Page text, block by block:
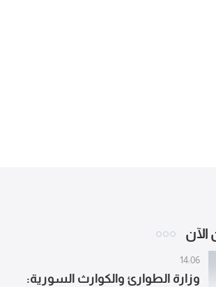
الآن
14:06
وزارة الطوارئ والكوارث السورية: